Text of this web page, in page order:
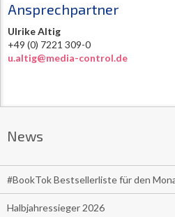
Ansprechpartner
Ulrike Altig
+49 (0) 7221 309-0
u.altig@media-control.de
News
#BookTok Bestsellerliste für den
Halbjahressieger 2026